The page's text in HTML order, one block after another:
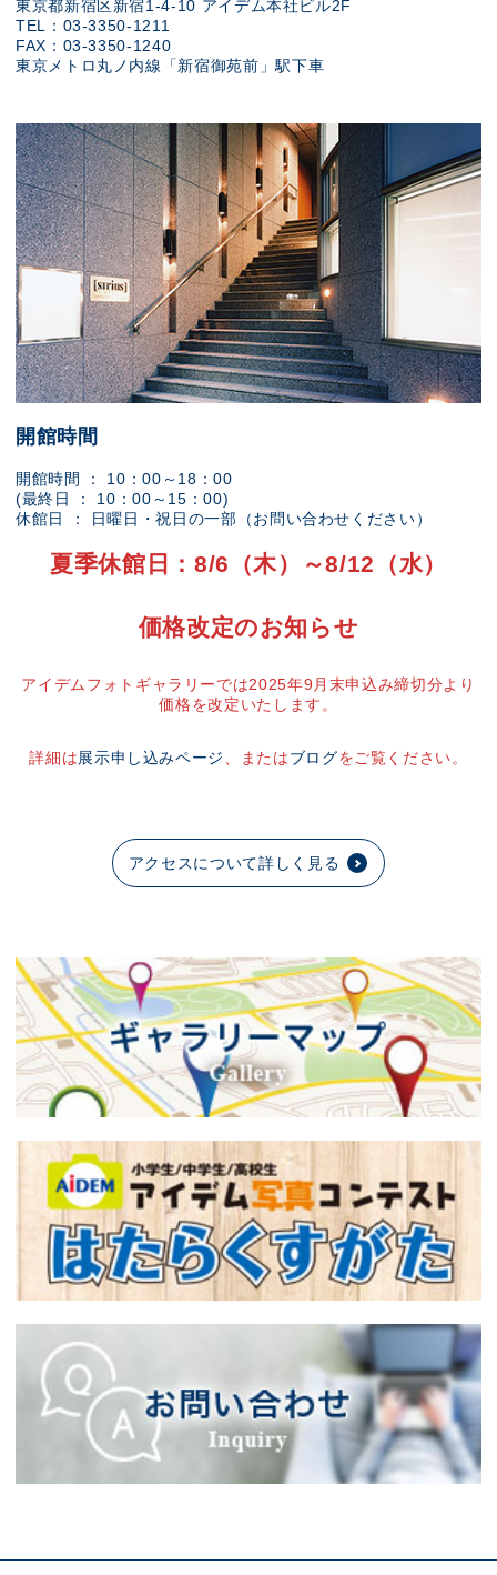
東京都新宿区新宿1-4-10 アイデム本社ビル2F
TEL：03-3350-1211
FAX：03-3350-1240
東京メトロ丸ノ内線「新宿御苑前」駅下車
開館時間
開館時間 ： 10：00～18：00
(最終日 ： 10：00～15：00)
休館日 ： 日曜日・祝日の一部（お問い合わせください）
夏季休館日：8/6（木）～8/12（水）
価格改定のお知らせ
アイデムフォトギャラリーでは2025年9月末申込み締切分より
価格を改定いたします。
詳細は展示申し込みページ 、またはブログをご覧ください。
アクセスについて詳しく見る